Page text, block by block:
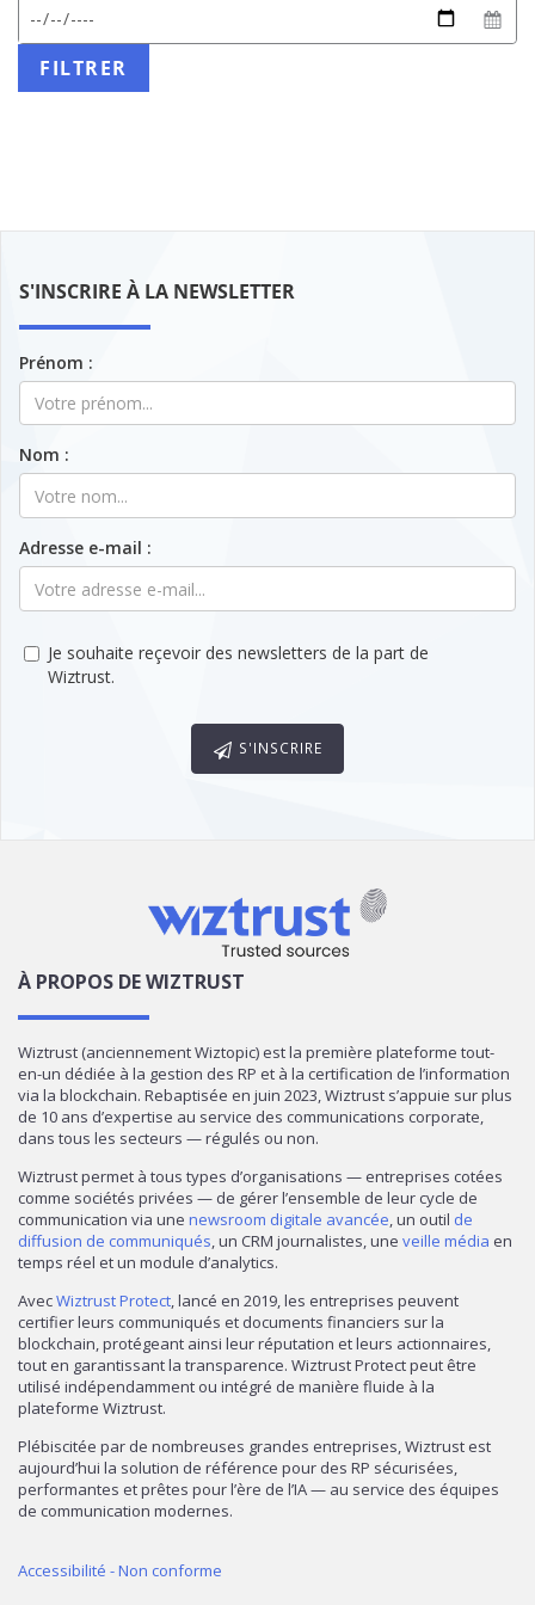
Date
de
attendu
:
JJ/MM/AAAA
FILTRER
S'INSCRIRE À LA NEWSLETTER
Prénom :
Nom :
Adresse e-mail :
Je souhaite reçevoir des newsletters de la part de
Wiztrust.
S'INSCRIRE
À PROPOS DE WIZTRUST
Wiztrust (anciennement Wiztopic) est la première plateforme tout-
en-un dédiée à la gestion des RP et à la certification de l’information
via la blockchain. Rebaptisée en juin 2023, Wiztrust s’appuie sur plus
de 10 ans d’expertise au service des communications corporate,
dans tous les secteurs — régulés ou non.
Wiztrust permet à tous types d’organisations — entreprises cotées
comme sociétés privées — de gérer l’ensemble de leur cycle de
communication via une newsroom digitale avancée , un outil de
diffusion de communiqués , un CRM journalistes, une veille média en
temps réel et un module d’analytics.
AvecWiztrust Protect , lancé en 2019, les entreprises peuvent
certifier leurs communiqués et documents financiers sur la
blockchain, protégeant ainsi leur réputation et leurs actionnaires,
tout en garantissant la transparence. Wiztrust Protect peut être
utilisé indépendamment ou intégré de manière fluide à la
plateforme Wiztrust.
Plébiscitée par de nombreuses grandes entreprises, Wiztrust est
aujourd’hui la solution de référence pour des RP sécurisées,
performantes et prêtes pour l’ère de l’IA — au service des équipes
de communication modernes.
Accessibilité - Non conforme